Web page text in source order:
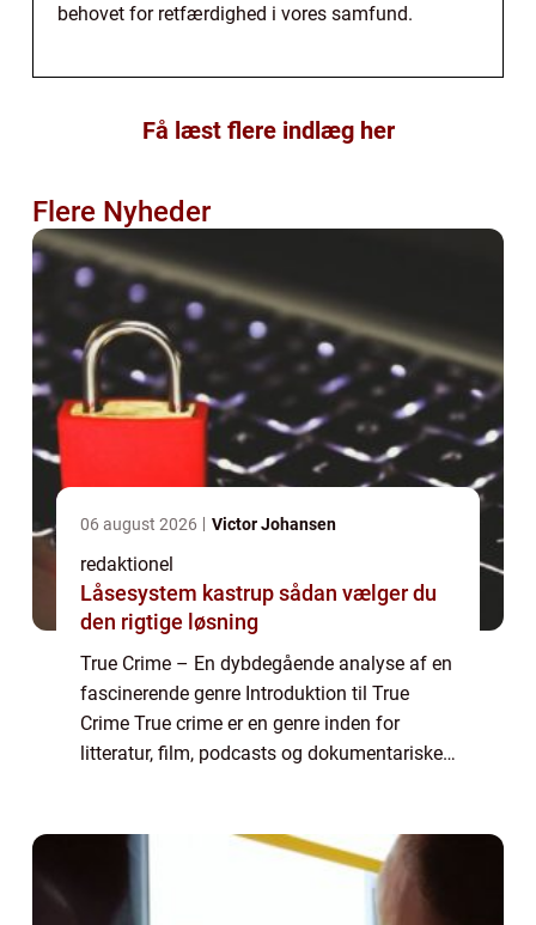
behovet for retfærdighed i vores samfund.
Få læst flere indlæg her
Flere Nyheder
06 august 2026 Victor Johansen
redaktionel
Låsesystem kastrup sådan vælger du
den rigtige løsning
True Crime – En dybdegående analyse af en
fascinerende genre Introduktion til True
Crime True crime er en genre inden for
litteratur, film, podcasts og dokumentariske